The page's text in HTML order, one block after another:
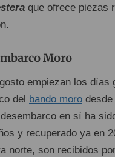
que ofrece piezas
Moro
empiezan los días
del bando moro
en sí ha
y recuperado ya en
norte, son recibidos